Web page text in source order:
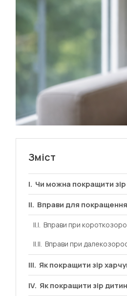
Зміст
Чи можна покращити зір
Вправи для
Вправи при
Вправи при
Як покращити зір
Як покращити зір